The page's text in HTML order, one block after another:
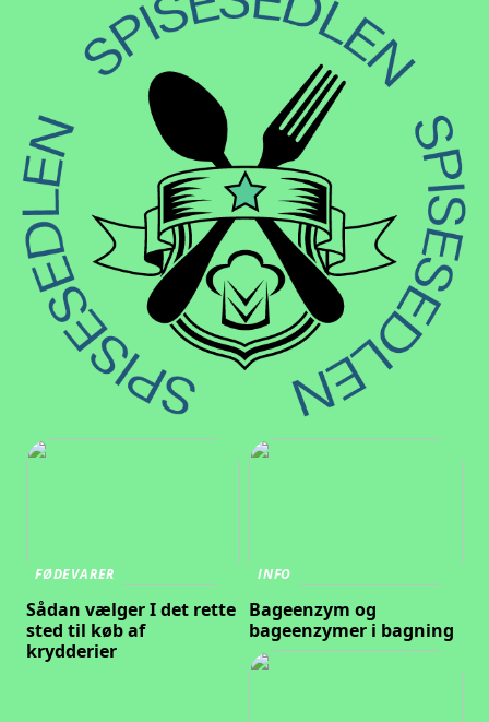
FØDEVARER
Sådan vælger I det rette
sted til køb af
krydderier
INFO
Bageenzym og
bageenzymer i bagning